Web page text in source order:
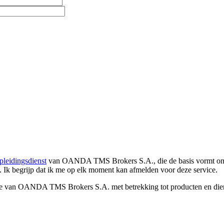
van OANDA TMS Brokers S.A., die de basis vormt
Ik begrijp dat ik me op elk moment kan afmelden voor deze service.
OANDA TMS Brokers S.A. met betrekking tot producten en